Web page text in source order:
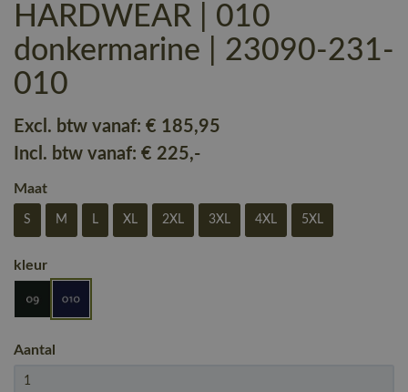
HARDWEAR | 010
donkermarine | 23090-231-
010
Excl. btw vanaf: € 185,95
Incl. btw vanaf: € 225,-
Maat
S M L XL 2XL 3XL 4XL 5XL
kleur
Aantal